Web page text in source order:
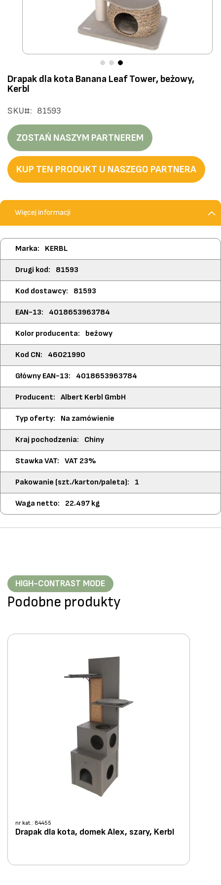
Przejdź
na
galerii
Drapak dla kota Banana Leaf Tower, beżowy,
Kerbl
SKU 81593
ZOSTAŃ NASZYM PARTNEREM
KUP TEN PRODUKT U NASZEGO PARTNERA
Więcej informacji
Więcej
KERBL
81593
81593
4018653963784
beżowy
46021990
4018653963784
Albert Kerbl GmbH
Na zamówienie
Chiny
VAT 23%
1
22.497 kg
HIGH-CONTRAST MODE
Podobne produkty
nr kat.: 84455
Drapak dla kota, domek Alex, szary, Kerbl